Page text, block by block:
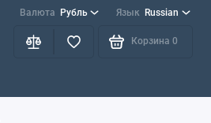
Валюта Рубль Язык Russian
Корзина 0